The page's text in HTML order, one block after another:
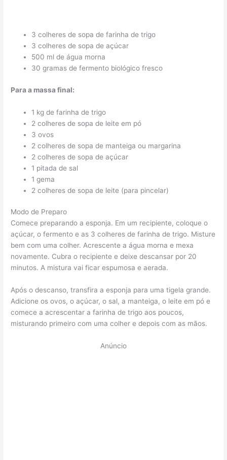
3 colheres de sopa de farinha de trigo
3 colheres de sopa de açúcar
500 ml de água morna
30 gramas de fermento biológico fresco
Para a massa final:
1 kg de farinha de trigo
2 colheres de sopa de leite em pó
3 ovos
2 colheres de sopa de manteiga ou margarina
2 colheres de sopa de açúcar
1 pitada de sal
1 gema
2 colheres de sopa de leite (para pincelar)
Modo de Preparo
Comece preparando a esponja. Em um recipiente, coloque o
açúcar, o fermento e as 3 colheres de farinha de trigo. Misture
bem com uma colher. Acrescente a água morna e mexa
novamente. Cubra o recipiente e deixe descansar por 20
minutos. A mistura vai ficar espumosa e aerada.
Após o descanso, transfira a esponja para uma tigela grande.
Adicione os ovos, o açúcar, o sal, a manteiga, o leite em pó e
comece a acrescentar a farinha de trigo aos poucos,
misturando primeiro com uma colher e depois com as mãos.
Anúncio